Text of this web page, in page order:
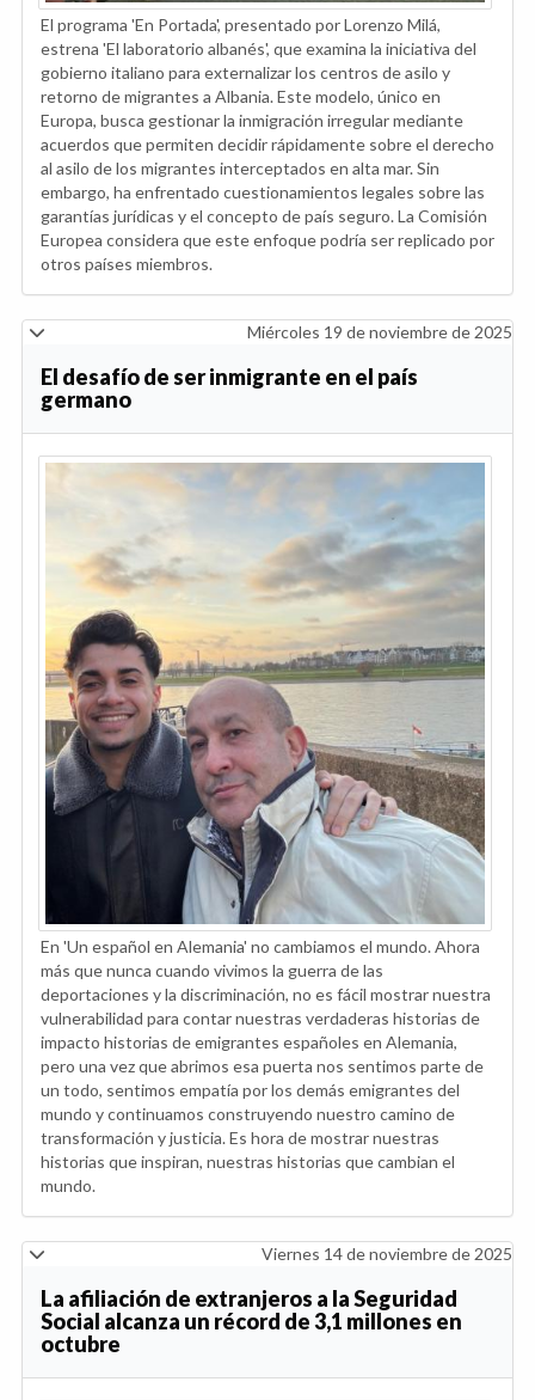
El programa 'En Portada', presentado por Lorenzo Milá,
estrena 'El laboratorio albanés', que examina la iniciativa del
gobierno italiano para externalizar los centros de asilo y
retorno de migrantes a Albania. Este modelo, único en
Europa, busca gestionar la inmigración irregular mediante
acuerdos que permiten decidir rápidamente sobre el derecho
al asilo de los migrantes interceptados en alta mar. Sin
embargo, ha enfrentado cuestionamientos legales sobre las
garantías jurídicas y el concepto de país seguro. La Comisión
Europea considera que este enfoque podría ser replicado por
otros países miembros.
Miércoles 19 de noviembre de 2025
El desafío de ser inmigrante en el país
germano
En 'Un español en Alemania' no cambiamos el mundo. Ahora
más que nunca cuando vivimos la guerra de las
deportaciones y la discriminación, no es fácil mostrar nuestra
vulnerabilidad para contar nuestras verdaderas historias de
impacto historias de emigrantes españoles en Alemania,
pero una vez que abrimos esa puerta nos sentimos parte de
un todo, sentimos empatía por los demás emigrantes del
mundo y continuamos construyendo nuestro camino de
transformación y justicia. Es hora de mostrar nuestras
historias que inspiran, nuestras historias que cambian el
mundo.
Viernes 14 de noviembre de 2025
La afiliación de extranjeros a la Seguridad
Social alcanza un récord de 3,1 millones en
octubre